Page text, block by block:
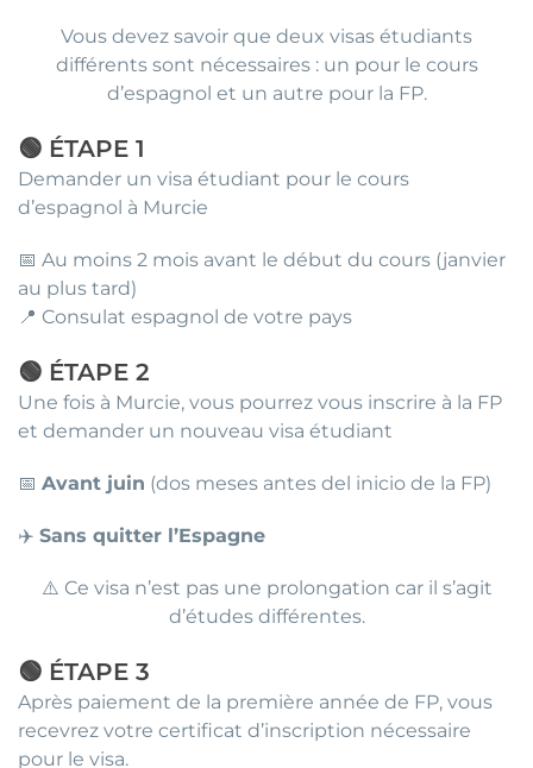
Vous devez savoir que deux visas étudiants
différents sont nécessaires : un pour le cours
d’espagnol et un autre pour la FP.
🟢 ÉTAPE 1
Demander un visa étudiant pour le cours
d’espagnol à Murcie
📅 Au moins 2 mois avant le début du cours (janvier
au plus tard)
📍 Consulat espagnol de votre pays
🟢 ÉTAPE 2
Une fois à Murcie, vous pourrez vous inscrire à la FP
et demander un nouveau visa étudiant
📅 Avant juin (dos meses antes del inicio de la FP)
✈️ Sans quitter l’Espagne
⚠️ Ce visa n’est pas une prolongation car il s’agit
d’études différentes.
🟢 ÉTAPE 3
Après paiement de la première année de FP, vous
recevrez votre certificat d’inscription nécessaire
pour le visa.